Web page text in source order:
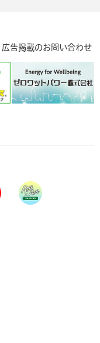
広告掲載のお問い合わせ